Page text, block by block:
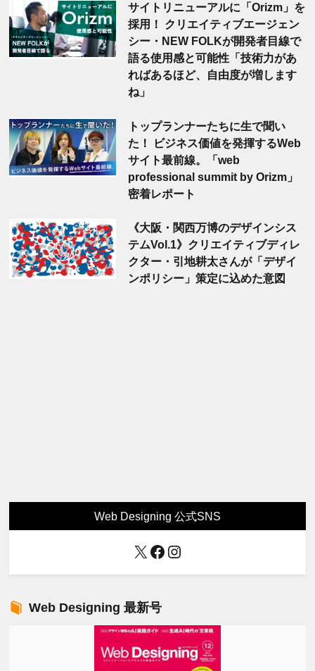
サイトリニューアルに「Orizm」を
採用！ クリエイティブエージェン
シー・NEW FOLKが開発者目線で
語る使用感と可能性「技術力があ
ればあるほど、自由度が増します
ね」
トップランナーたちに生で聞い
た！ ビジネス価値を発揮するWeb
サイト最前線。「web
professional summit by Orizm」
密着レポート
《大阪・関西万博のデザインシス
テムVol.1》クリエイティブディレ
クター・引地耕太さんが「デザイ
ンポリシー」策定に込めた意図
Web Designing 公式SNS
X Facebook
Instagram
Web Designing 最新号